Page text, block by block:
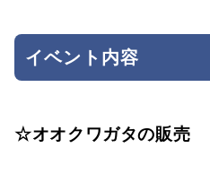
イベント内容
☆オオクワガタの販売